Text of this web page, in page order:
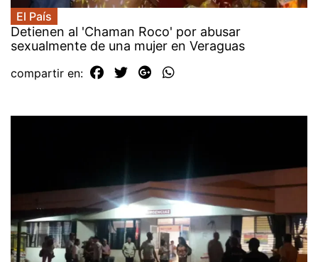
El País
Detienen al 'Chaman Roco' por abusar
sexualmente de una mujer en Veraguas
compartir en: